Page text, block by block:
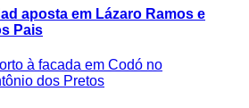
aposta em Lázaro Ramos e
Pais